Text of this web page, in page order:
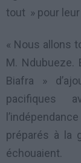
tout » pour
« Nous allons
M. Ndubueze.
Biafra »
pacifiques
préparés à la
échouaient.